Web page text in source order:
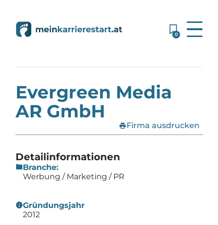
0
Evergreen Media
AR GmbH
printFirma ausdrucken
Detailinformationen
folderBranche:
Werbung / Marketing / PR
infoGründungsjahr
2012